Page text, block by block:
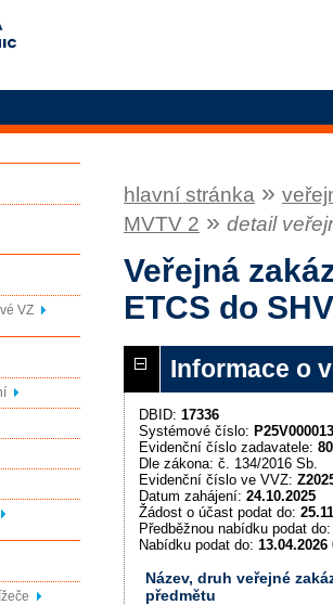
VZ
hlavní stránka »
MVTV 2 » detail
Veřejná
ETCS do
Informace o
DBID: 17336
Systémové číslo:
Evidenční číslo zadavatele:
Dle zákona: č. 134/2016 Sb.
Evidenční číslo ve VVZ:
Datum zahájení: 24.10.2025
Žádost o účast podat do:
Předběžnou nabídku podat
Nabídku podat do: 13.04.2026
Název, druh veřejné
předmětu